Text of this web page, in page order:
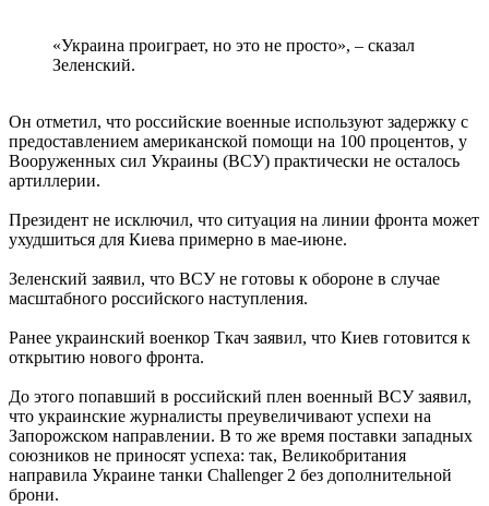
«Украина проиграет, но это не просто», – сказал
Зеленский.
Он отметил, что российские военные используют задержку с
предоставлением американской помощи на 100 процентов, у
Вооруженных сил Украины (ВСУ) практически не осталось
артиллерии.
Президент не исключил, что ситуация на линии фронта может
ухудшиться для Киева примерно в мае-июне.
Зеленский заявил, что ВСУ не готовы к обороне в случае
масштабного российского наступления.
Ранее украинский военкор Ткач заявил, что Киев готовится к
открытию нового фронта.
До этого попавший в российский плен военный ВСУ заявил,
что украинские журналисты преувеличивают успехи на
Запорожском направлении. В то же время поставки западных
союзников не приносят успеха: так, Великобритания
направила Украине танки Challenger 2 без дополнительной
брони.